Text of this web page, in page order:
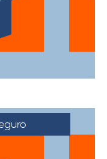
protegidas